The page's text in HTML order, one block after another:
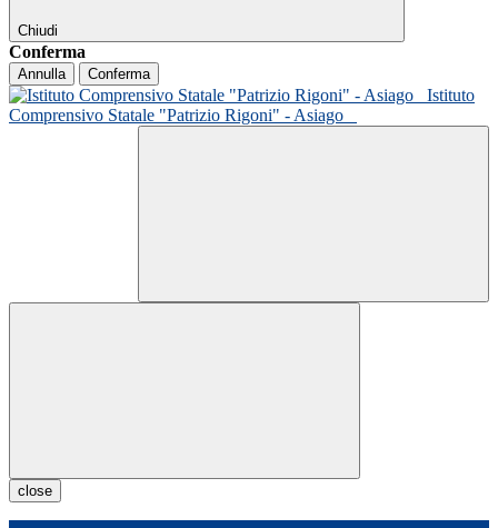
Chiudi
Conferma
Annulla Conferma
Istituto
Comprensivo Statale "Patrizio Rigoni" - Asiago
close